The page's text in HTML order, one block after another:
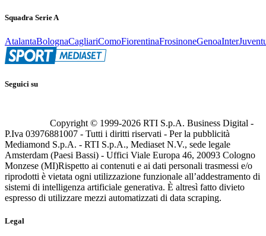
Squadra Serie A
AtalantaBolognaCagliariComoFiorentinaFrosinoneGenoaInter
Seguici su
Copyright © 1999-2026 RTI S.p.A. Business Digital -
P.Iva 03976881007 - Tutti i diritti riservati - Per la pubblicità
Mediamond S.p.A. - RTI S.p.A., Mediaset N.V., sede legale
Amsterdam (Paesi Bassi) - Uffici Viale Europa 46, 20093 Cologno
Monzese (MI)Rispetto ai contenuti e ai dati personali trasmessi e/o
riprodotti è vietata ogni utilizzazione funzionale all’addestramento di
sistemi di intelligenza artificiale generativa. È altresì fatto divieto
espresso di utilizzare mezzi automatizzati di data scraping.
Legal